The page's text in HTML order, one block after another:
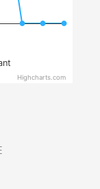
Highcharts.com